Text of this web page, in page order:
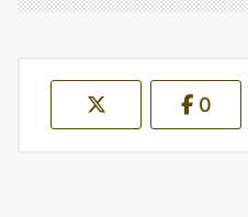
0